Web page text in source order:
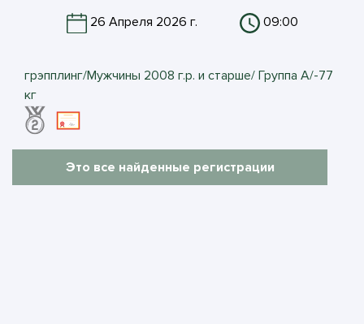
26 Апреля 2026 г. 09:00
грэпплинг/Мужчины 2008 г.р. и старше/ Группа A/-77
кг
Это все найденные регистрации